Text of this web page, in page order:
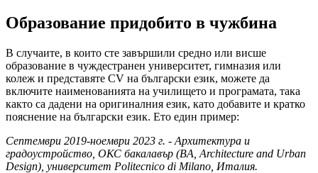
Образование придобито в чужбина
В случаите, в които сте завършили средно или висше
образование в чуждестранен университет, гимназия или
колеж и представяте CV на български език, можете да
включите наименованията на училището и програмата, така
както са дадени на оригиналния език, като добавите и кратко
пояснение на български език. Ето един пример:
Септември 2019-ноември 2023 г. - Архитектура и
градоустройство, ОКС бакалавър (BA, Architecture and Urban
Design), университет Politecnico di Milano, Италия.